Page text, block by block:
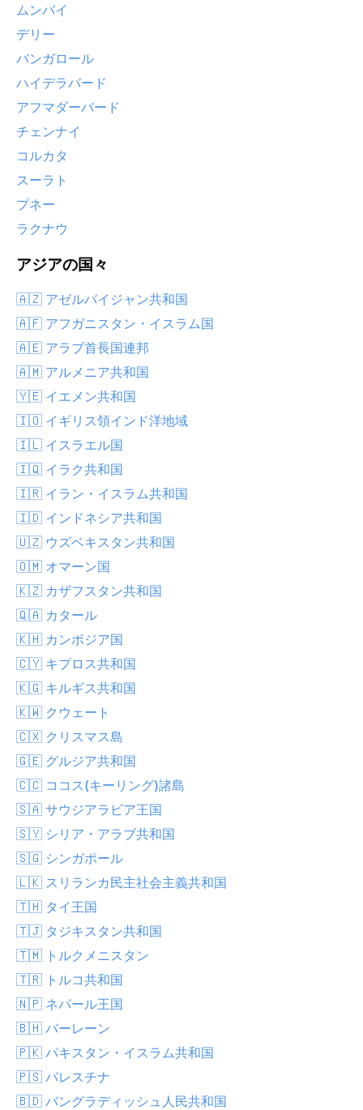
ムンバイ
デリー
バンガロール
ハイデラバード
アフマダーバード
チェンナイ
コルカタ
スーラト
プネー
ラクナウ
アジアの国々
🇦🇿 アゼルバイジャン共和国
🇦🇫 アフガニスタン・イスラム国
🇦🇪 アラブ首長国連邦
🇦🇲 アルメニア共和国
🇾🇪 イエメン共和国
🇮🇴 イギリス領インド洋地域
🇮🇱 イスラエル国
🇮🇶 イラク共和国
🇮🇷 イラン・イスラム共和国
🇮🇩 インドネシア共和国
🇺🇿 ウズベキスタン共和国
🇴🇲 オマーン国
🇰🇿 カザフスタン共和国
🇶🇦 カタール
🇰🇭 カンボジア国
🇨🇾 キプロス共和国
🇰🇬 キルギス共和国
🇰🇼 クウェート
🇨🇽 クリスマス島
🇬🇪 グルジア共和国
🇨🇨 ココス(キーリング)諸島
🇸🇦 サウジアラビア王国
🇸🇾 シリア・アラブ共和国
🇸🇬 シンガポール
🇱🇰 スリランカ民主社会主義共和国
🇹🇭 タイ王国
🇹🇯 タジキスタン共和国
🇹🇲 トルクメニスタン
🇹🇷 トルコ共和国
🇳🇵 ネパール王国
🇧🇭 バーレーン
🇵🇰 パキスタン・イスラム共和国
🇵🇸 パレスチナ
🇧🇩 バングラディッシュ人民共和国